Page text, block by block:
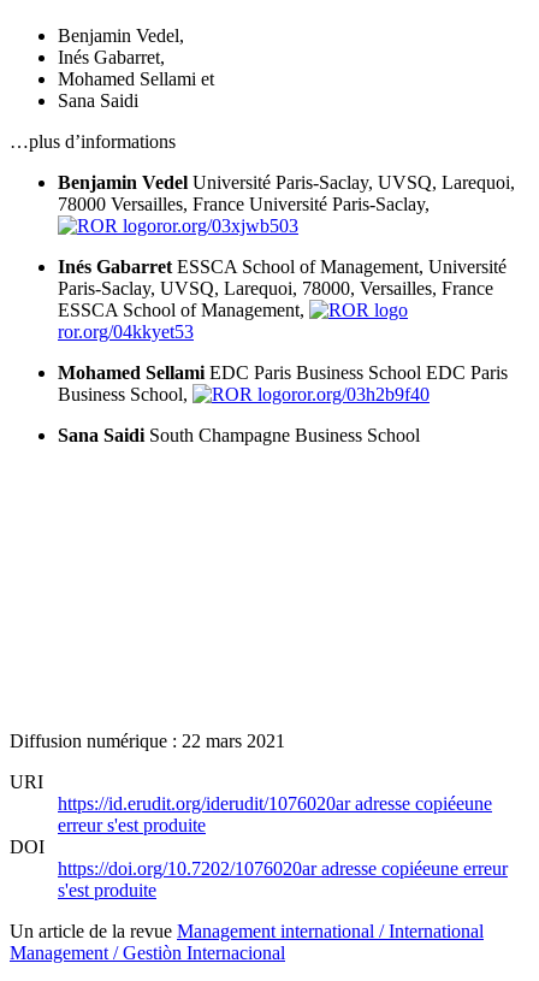
Benjamin Vedel,
Inés Gabarret,
Mohamed Sellami et
Sana Saidi
…plus d’informations
Benjamin Vedel Université Paris-Saclay, UVSQ, Larequoi,
78000 Versailles, France Université Paris-Saclay,
ror.org/03xjwb503
Inés Gabarret ESSCA School of Management, Université
Paris-Saclay, UVSQ, Larequoi, 78000, Versailles, France
ESSCA School of Management,
ror.org/04kkyet53
Mohamed Sellami EDC Paris Business School EDC Paris
Business School,
ror.org/03h2b9f40
Sana Saidi South Champagne Business School
Diffusion numérique : 22 mars 2021
URI
https://id.erudit.org/iderudit/1076020aradresse copiéeune
erreur s'est produite
DOI
https://doi.org/10.7202/1076020aradresse copiéeune erreur
s'est produite
Un article de la revue Management international / International
Management / Gestiòn Internacional